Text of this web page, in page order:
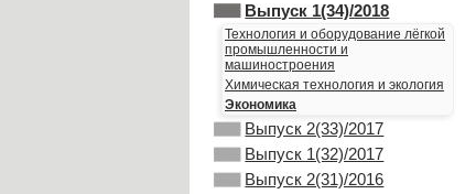
Выпуск 1(34)/2018
Технология и оборудование лёгкой
промышленности и
машиностроения
Химическая технология и экология
Экономика
Выпуск 2(33)/2017
Выпуск 1(32)/2017
Выпуск 2(31)/2016